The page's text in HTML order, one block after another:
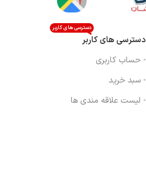
دسترسی های کاربر
دسترسی های کاربر
- حساب کاربری
- سبد خرید
- لیست علاقه مندی ها